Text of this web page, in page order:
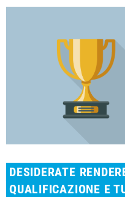
DESIDERATE
QUALIFICAZIONE E